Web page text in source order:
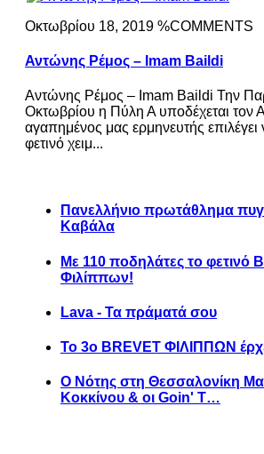
Οκτωβρίου 18, 2019 %COMMENTS
Αντώνης Ρέμος – Imam Baildi
Αντώνης Ρέμος – Imam Baildi Την
Οκτωβρίου η Πύλη Α υποδέχεται τον
αγαπημένος μας ερμηνευτής επιλέγει
φετινό χειμ...
Πανελλήνιο πρωτάθλημα
Καβάλα
Με 110 ποδηλάτες το φετινό
Φιλίππων!
Lava - Τα πράματά σου
Το 3ο BREVET ΦΙΛΙΠΠΩΝ
Ο Νότης στη Θεσσαλονίκη
Κοκκίνου & οι Goin' T…